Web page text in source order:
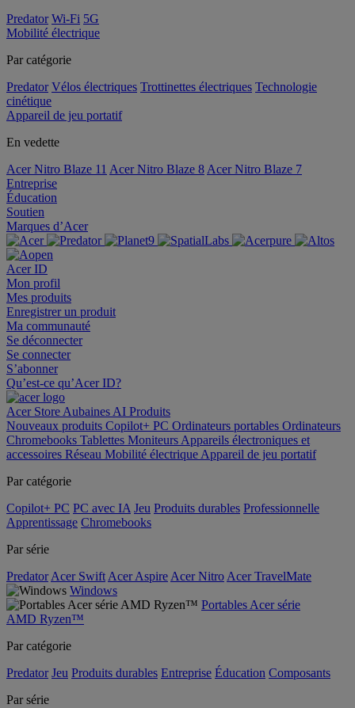
Predator Wi-Fi 5G
Mobilité électrique
Par catégorie
Predator Vélos électriques Trottinettes électriques Technologie
cinétique
Appareil de jeu portatif
En vedette
Acer Nitro Blaze 11 Acer Nitro Blaze 8 Acer Nitro Blaze 7
Entreprise
Éducation
Soutien
Marques d’Acer
Acer ID
Mon profil
Mes produits
Enregistrer un produit
Ma communauté
Se déconnecter
Se connecter
S’abonner
Qu’est-ce qu’Acer ID?
Acer Store Aubaines AI Produits
Nouveaux produits Copilot+ PC Ordinateurs portables Ordinateurs
Chromebooks Tablettes Moniteurs Appareils électroniques et
accessoires Réseau Mobilité électrique Appareil de jeu portatif
Par catégorie
Copilot+ PC PC avec IA Jeu Produits durables Professionnelle
Apprentissage Chromebooks
Par série
Predator Acer Swift Acer Aspire Acer Nitro Acer TravelMate
Windows
Portables Acer série
AMD Ryzen™
Par catégorie
Predator Jeu Produits durables Entreprise Éducation Composants
Par série